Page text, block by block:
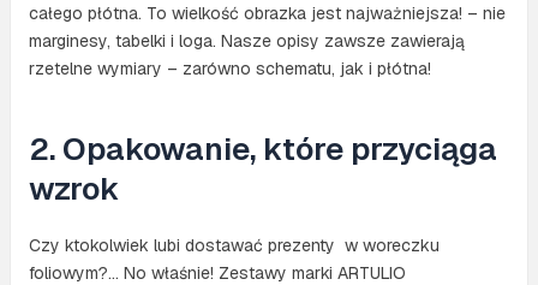
całego płótna. To wielkość obrazka jest najważniejsza! – nie
marginesy, tabelki i loga. Nasze opisy zawsze zawierają
rzetelne wymiary – zarówno schematu, jak i płótna!
2. Opakowanie, które przyciąga
wzrok
Czy ktokolwiek lubi dostawać prezenty w woreczku
foliowym?… No właśnie! Zestawy marki ARTULIO